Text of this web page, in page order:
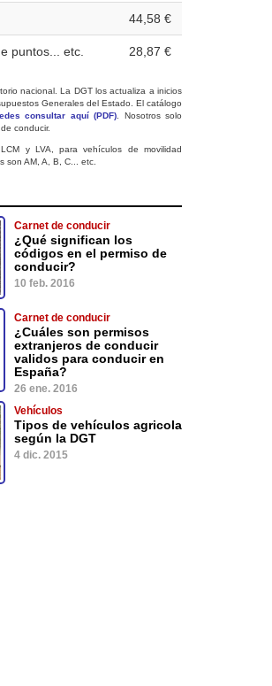
44,58 €
puntos... etc. 28,87 €
nacional. La DGT los actualiza a inicios
Generales del Estado. El catálogo
consultar aquí (PDF) . Nosotros solo
conducir.
y LVA, para vehículos de movilidad
son AM, A, B, C... etc.
Carnet de conducir
¿Qué significan los
códigos en el permiso de
conducir?
10 feb. 2016
Carnet de conducir
¿Cuáles son permisos
extranjeros de conducir
validos para conducir en
España?
26 ene. 2016
Vehículos
Tipos de vehículos agricola
según la DGT
4 dic. 2015